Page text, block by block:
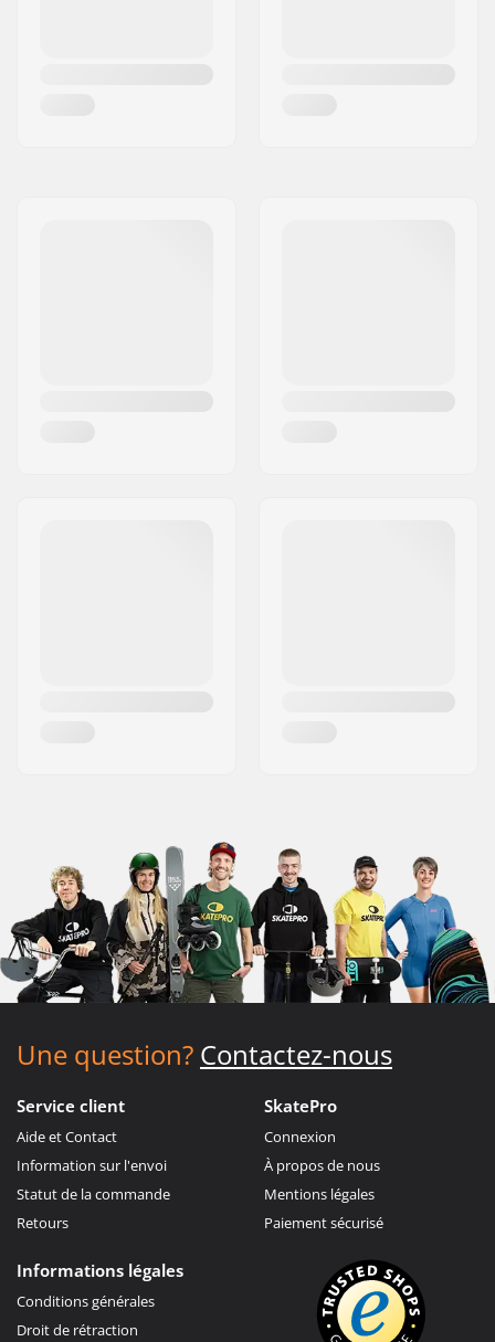
Une question? Contactez-nous
Service client
Aide et Contact
Information sur l'envoi
Statut de la commande
Retours
SkatePro
Connexion
À propos de nous
Mentions légales
Paiement sécurisé
Informations légales
Conditions générales
Droit de rétraction